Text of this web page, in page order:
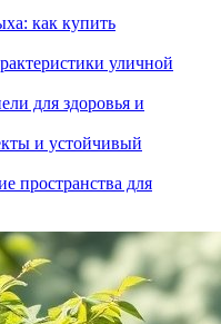
как купить
уличной
для здоровья и
и устойчивый
пространства для